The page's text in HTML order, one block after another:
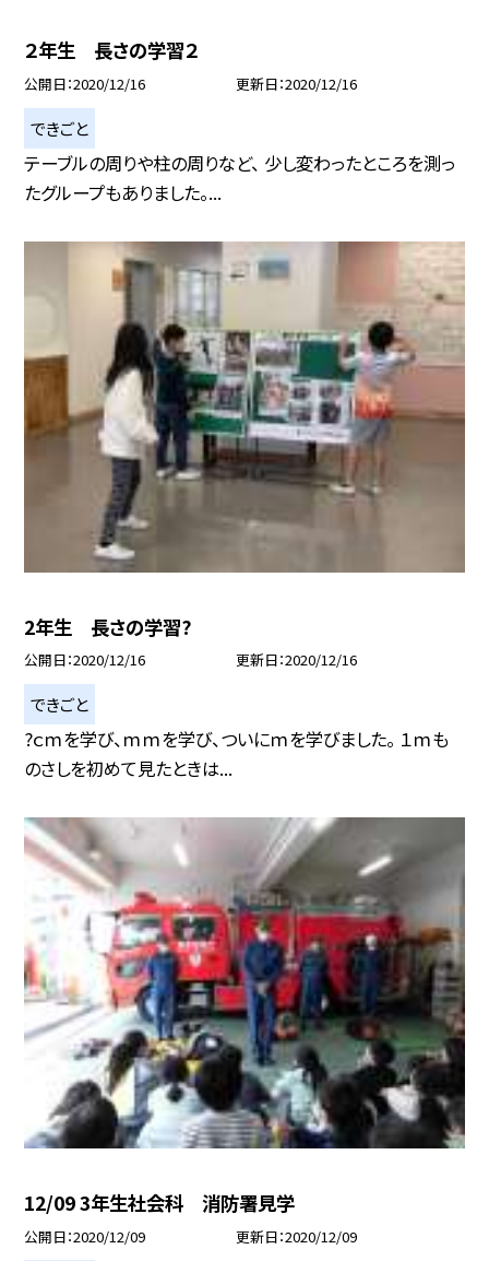
２年生 長さの学習２
公開日 2020/12/16 更新日 2020/12/16
できごと
テーブルの周りや柱の周りなど、 少し変わったところを測っ
たグループもありました。...
2年生 長さの学習?
公開日 2020/12/16 更新日 2020/12/16
できごと
?ｃｍを学び、ｍｍを学び、ついにｍを学びました。 １ｍも
のさしを初めて見たときは...
12/09 3年生社会科 消防署見学
公開日 2020/12/09 更新日 2020/12/09